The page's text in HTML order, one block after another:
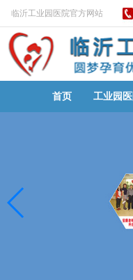
临沂工业园医院官方网站
首页 工业园